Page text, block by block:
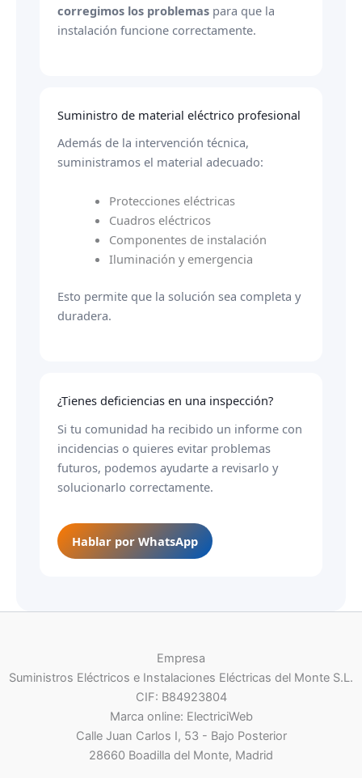
corregimos los problemas para que la
instalación funcione correctamente.
Suministro de material eléctrico profesional
Además de la intervención técnica,
suministramos el material adecuado:
Protecciones eléctricas
Cuadros eléctricos
Componentes de instalación
Iluminación y emergencia
Esto permite que la solución sea completa y
duradera.
¿Tienes deficiencias en una inspección?
Si tu comunidad ha recibido un informe con
incidencias o quieres evitar problemas
futuros, podemos ayudarte a revisarlo y
solucionarlo correctamente.
Hablar por WhatsApp
Empresa
Suministros Eléctricos e Instalaciones Eléctricas del Monte S.L.
CIF: B84923804
Marca online: ElectriciWeb
Calle Juan Carlos I, 53 - Bajo Posterior
28660 Boadilla del Monte, Madrid